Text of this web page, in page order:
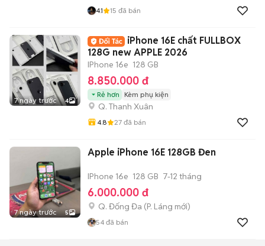
4.1 15 đã bán
7 ngày trước 4
iPhone 16E chất FULLBOX
128G new APPLE 2026
IPhone 16e 128 GB
8.850.000 đ
Rẻ hơn Kèm phụ kiện
Q. Thanh Xuân
4.8 27 đã bán
7 ngày trước 5
Apple iPhone 16E 128GB Đen
IPhone 16e 128 GB 7-12 tháng
6.000.000 đ
Q. Đống Đa (P. Láng mới)
54 đã bán